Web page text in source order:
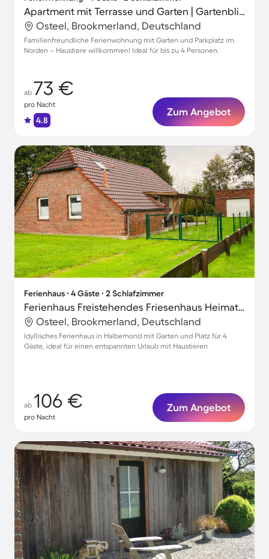
Apartment mit Terrasse und Garten | Gartenblick
Osteel, Brookmerland, Deutschland
Familienfreundliche Ferienwohnung mit Garten und Parkplatz im
Norden – Haustiere willkommen! Ideal für bis zu 4 Personen.
ab 73 €
pro Nacht
4.8
Zum Angebot
Ferienhaus ∙ 4 Gäste ∙ 2 Schlafzimmer
Ferienhaus Freistehendes Friesenhaus Heimathafen
Osteel, Brookmerland, Deutschland
Idyllisches Ferienhaus in Halbemond mit Garten und Platz für 4
Gäste, ideal für einen entspannten Urlaub mit Haustieren
ab 106 €
pro Nacht
Zum Angebot